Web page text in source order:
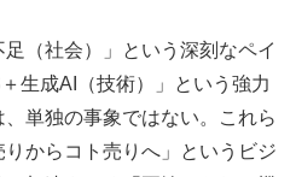
（社会）」という深刻なペイ
生成AI（技術）」という強力
単独の事象ではない。これら
からコト売りへ」というビジ